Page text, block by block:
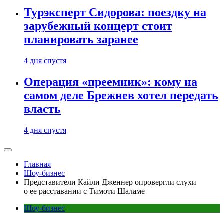
Турэксперт Сидорова: поездку на
зарубежный концерт стоит
планировать заранее
4 дня спустя
Операция «преемник»: кому на
самом деле Брежнев хотел передать
власть
4 дня спустя
Главная
Шоу-бизнес
Представители Кайли Дженнер опровергли слухи
о ее расставании с Тимоти Шаламе
Шоу-бизнес